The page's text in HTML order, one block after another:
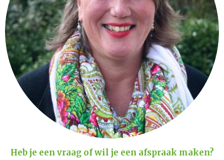
Heb je een vraag of wil je een afspraak maken?